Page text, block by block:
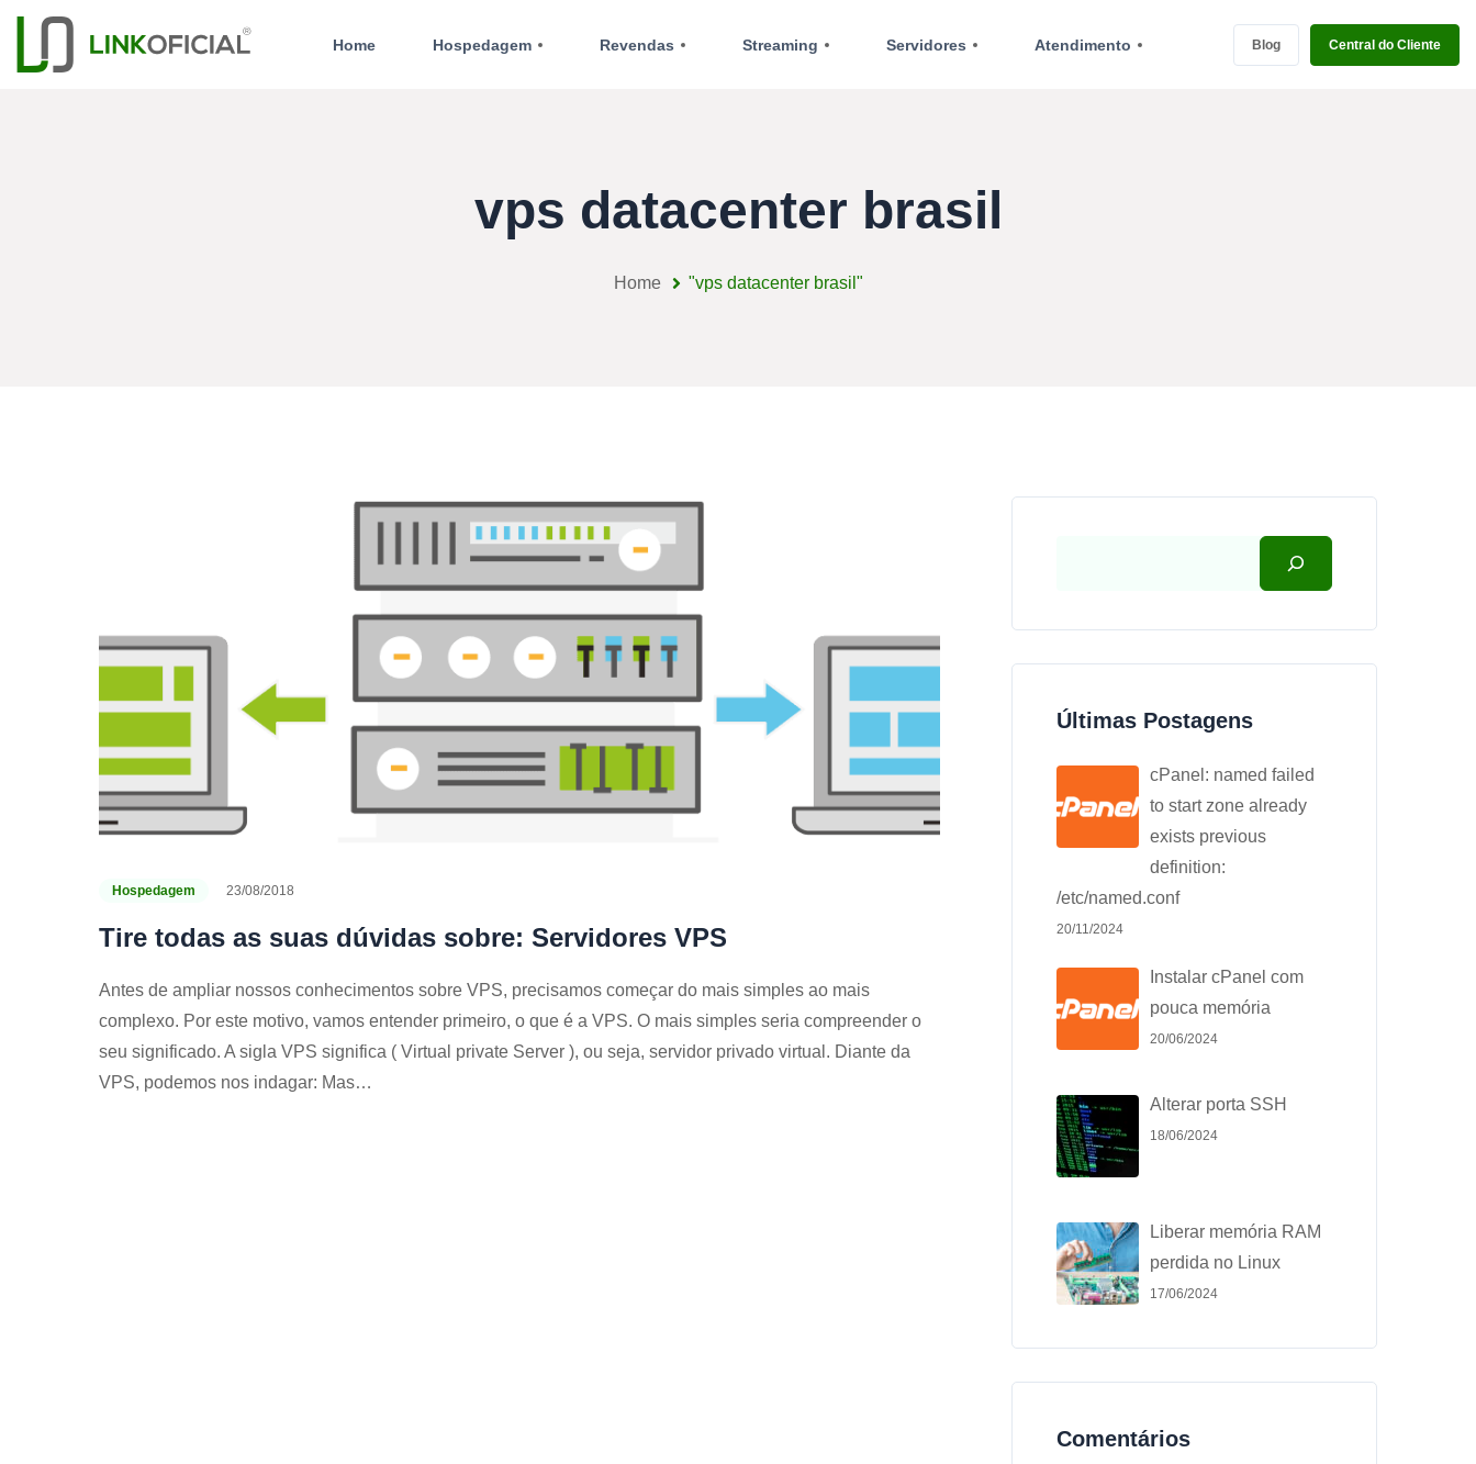
Home Hospedagem Revendas Streaming Servidores Atendimento Blog Central do Cliente
vps datacenter brasil
Home "vps datacenter brasil"
Hospedagem 23/08/2018
Tire todas as suas dúvidas sobre: Servidores VPS
Antes de ampliar nossos conhecimentos sobre VPS, precisamos começar do mais simples ao mais
complexo. Por este motivo, vamos entender primeiro, o que é a VPS. O mais simples seria compreender o
seu significado. A sigla VPS significa ( Virtual private Server ), ou seja, servidor privado virtual. Diante da
VPS, podemos nos indagar: Mas…
Últimas Postagens
cPanel: named failed
to start zone already
exists previous
definition:
/etc/named.conf
20/11/2024
Instalar cPanel com
pouca memória
20/06/2024
Alterar porta SSH
18/06/2024
Liberar memória RAM
perdida no Linux
17/06/2024
Comentários